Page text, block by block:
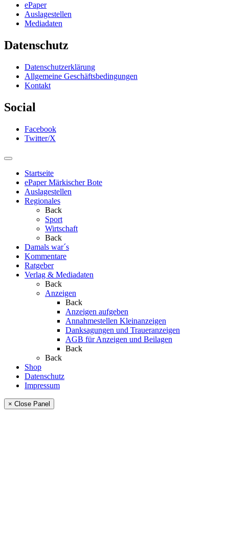
ePaper
Auslagestellen
Mediadaten
Datenschutz
Datenschutzerklärung
Allgemeine Geschäftsbedingungen
Kontakt
Social
Facebook
Twitter/X
Startseite
ePaper Märkischer Bote
Auslagestellen
Regionales
Back
Sport
Wirtschaft
Back
Damals war´s
Kommentare
Ratgeber
Verlag & Mediadaten
Back
Anzeigen
Back
Anzeigen aufgeben
Annahmestellen Kleinanzeigen
Danksagungen und Traueranzeigen
AGB für Anzeigen und Beilagen
Back
Back
Shop
Datenschutz
Impressum
× Close Panel